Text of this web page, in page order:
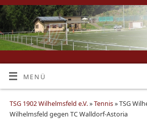
MENÜ
TSG 1902 Wilhelmsfeld e.V.»Tennis» TSG
Wilhelmsfeld gegen TC Walldorf-Astoria